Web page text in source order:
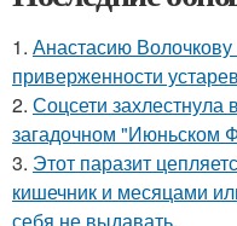
1. Анастасию Волочкову
приверженности
2. Соцсети
загадочном "Июньском
3. Этот паразит
кишечник и месяцами
себя не выдавать.